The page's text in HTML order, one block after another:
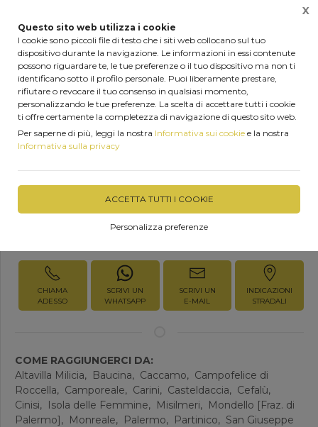
Questo sito web utilizza i cookie
I cookie sono piccoli file di testo che i siti web collocano sul tuo
dispositivo durante la navigazione. Le informazioni in essi contenute
possono riguardare te, le tue preferenze o il tuo dispositivo ma non ti
identificano sotto il profilo personale. Puoi liberamente prestare,
rifiutare o revocare il tuo consenso in qualsiasi momento,
personalizzando le tue preferenze. La scelta di accettare tutti i cookie
ti offre certamente la completezza di navigazione di questo sito web.
Per saperne di più, leggi la nostra Informativa sui cookie e la nostra
Informativa sulla privacy
ACCETTA TUTTI I COOKIE
Personalizza preferenze
X
Home Prodotti Porte interne in laminato
Porte interne in laminato
Linea Tamburato Orizont -
Microtech
CHIAMA
ADESSO
SCRIVI UN
WHATSAPP
SCRIVI UN
E-MAIL
INDICAZIONI
STRADALI
COME RAGGIUNGERCI DA:
Altavilla Milicia, Baucina, Caccamo, Campofelice di
Roccella, Camporeale, Carini, Casteldaccia, Cefalù,
Cinisi, Isola delle Femmine, Misilmeri, Mondello [Fraz. di
Palermo], Monreale, Palermo, Partinico, San Giuseppe